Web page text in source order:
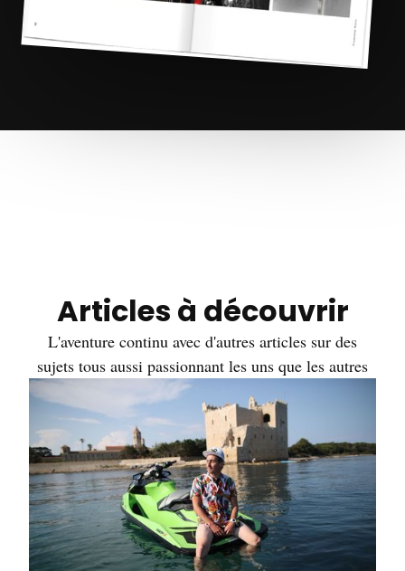
Articles à découvrir
L'aventure continu avec d'autres articles sur des
sujets tous aussi passionnant les uns que les autres